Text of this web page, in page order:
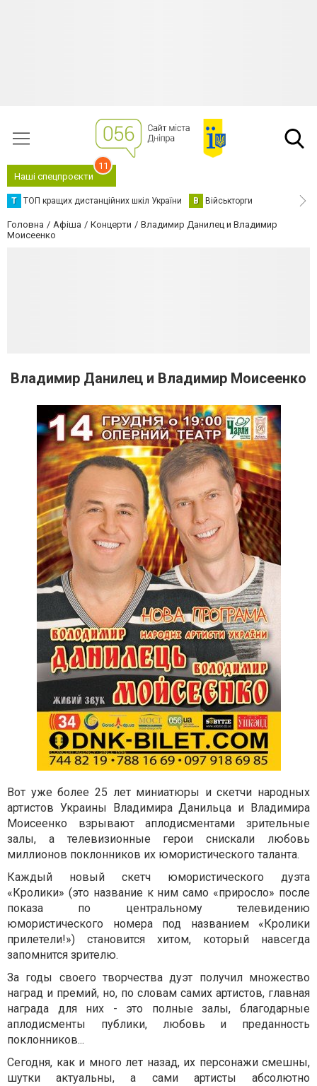
Наші спецпроєкти
11
Т ТОП кращих дистанційних шкіл України В Військторги
Головна Афіша Концерти
Владимир Данилец и Владимир
Моисеенко
Владимир Данилец и Владимир Моисеенко
Вот уже более 25 лет миниатюры и скетчи народных
артистов Украины Владимира Данильца и Владимира
Моисеенко взрывают аплодисментами зрительные
залы, а телевизионные герои снискали любовь
миллионов поклонников их юмористического таланта.
Каждый новый скетч юмористического дуэта
«Кролики» (это название к ним само «приросло» после
показа по центральному телевидению
юмористического номера под названием «Кролики
прилетели!») становится хитом, который навсегда
запомнится зрителю.
За годы своего творчества дуэт получил множество
наград и премий, но, по словам самих артистов, главная
награда для них - это полные залы, благодарные
аплодисменты публики, любовь и преданность
поклонников...
Сегодня, как и много лет назад, их персонажи смешны,
шутки актуальны, а сами артисты абсолютно